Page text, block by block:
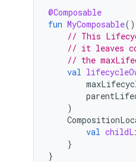
@Composable
fun MyComposable()
// This
// it leaves
// the
val
)
val
}
}